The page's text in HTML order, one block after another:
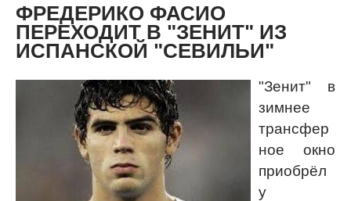
ФРЕДЕРИКО ФАСИО
ПЕРЕХОДИТ В "ЗЕНИТ" ИЗ
ИСПАНСКОЙ "СЕВИЛЬИ"
"Зенит" в
зимнее
трансфер
ное окно
приобрёл
у